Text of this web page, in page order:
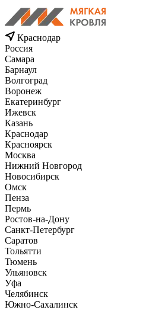
Краснодар
Россия
Самара
Барнаул
Волгоград
Воронеж
Екатеринбург
Ижевск
Казань
Краснодар
Красноярск
Москва
Нижний Новгород
Новосибирск
Омск
Пенза
Пермь
Ростов-на-Дону
Санкт-Петербург
Саратов
Тольятти
Тюмень
Ульяновск
Уфа
Челябинск
Южно-Сахалинск